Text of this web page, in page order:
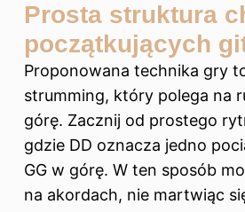
Prosta struktura
początkujących
Proponowana technika gry
strumming, który polega na
górę. Zacznij od prostego
gdzie DD oznacza jedno
GG w górę. W ten sposób
na akordach, nie martwiąc